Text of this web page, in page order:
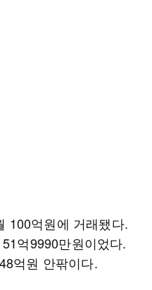
100억원에 거래됐다.
억9990만원이었다.
억원 안팎이다.